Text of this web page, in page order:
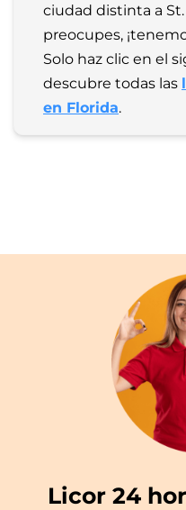
ciudad distinta a
preocupes,
Solo haz clic en el
descubre todas las
en Florida.
Licor 24